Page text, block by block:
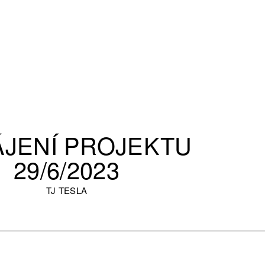
PROJEKTU
29/6/2023
TJ TESLA